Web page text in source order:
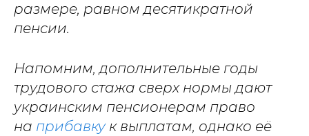
размере, равном десятикратной
пенсии.
Напомним, дополнительные годы
трудового стажа сверх нормы дают
украинским пенсионерам право
на прибавкук выплатам, однако её